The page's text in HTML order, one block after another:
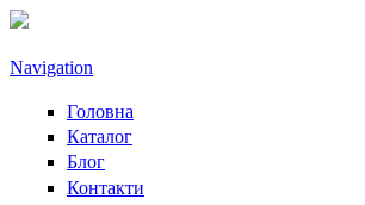
Sari la conținutul principal
Navigation
Головна
Каталог
Блог
Контакти